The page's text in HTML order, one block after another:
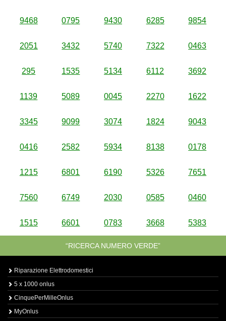
9468 0795 9430 6285 9854
2051 3432 5740 7322 0463
295 1535 5134 6112 3692
1139 5089 0045 2270 1622
3345 9099 3074 1824 9043
0416 2582 5934 8138 0178
1215 6801 6190 5326 7651
7560 6749 2030 0585 0460
1515 6601 0783 3668 5383
“RICERCA NUMERO VERDE”
Riparazione Elettrodomestici
5 x 1000 onlus
CinquePerMilleOnlus
MyOnlus